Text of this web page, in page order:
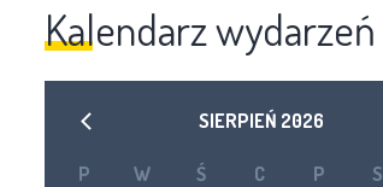
Kalendarz wydarzeń
SIERPIEŃ 2026
P W Ś C P S